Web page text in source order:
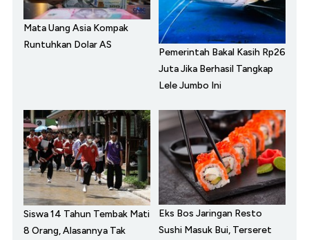
Mata Uang Asia Kompak
Runtuhkan Dolar AS
Pemerintah Bakal Kasih Rp26
Juta Jika Berhasil Tangkap
Lele Jumbo Ini
Siswa 14 Tahun Tembak Mati
8 Orang, Alasannya Tak
Eks Bos Jaringan Resto
Sushi Masuk Bui, Terseret